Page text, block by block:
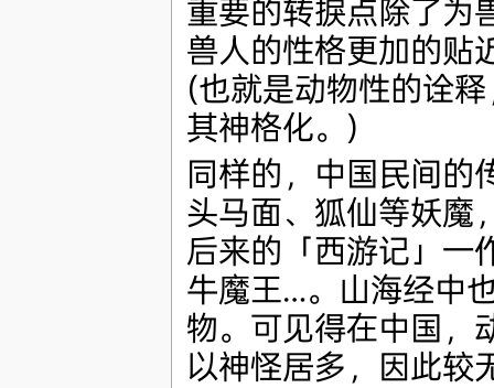
重要的转捩点除了为
兽人的性格更加的贴
(也就是动物性的诠
其神格化。)
同样的，中国民间的
头马面、狐仙等妖魔
后来的「西游记」一
牛魔王…。山海经中
物。可见得在中国，
以神怪居多，因此较